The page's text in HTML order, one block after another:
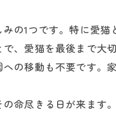
の1つです。特に愛
、愛猫を最後まで大
の移動も不要です。
命尽きる日が来ます